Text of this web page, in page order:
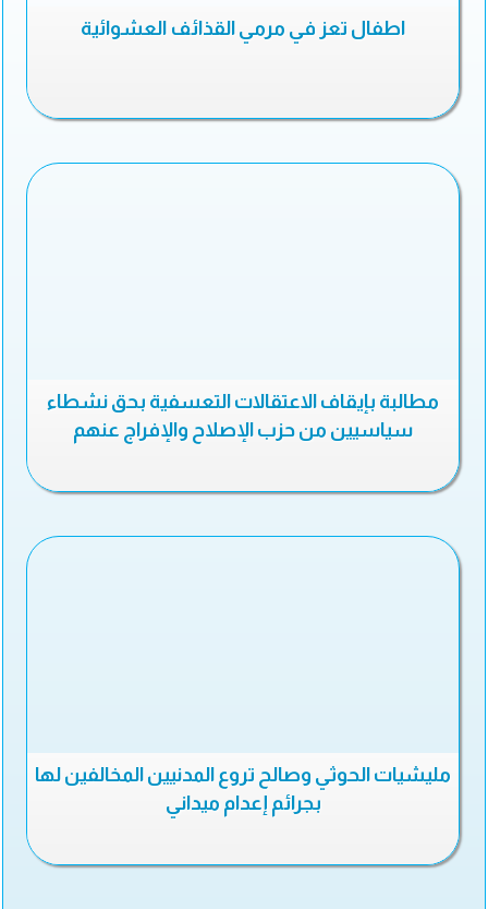
اطفال تعز في مرمي القذائف العشوائية
مطالبة بإيقاف الاعتقالات التعسفية بحق نشطاء
سياسيين من حزب الإصلاح والإفراج عنهم
مليشيات الحوثي وصالح تروع المدنيين المخالفين لها
بجرائم إعدام ميداني